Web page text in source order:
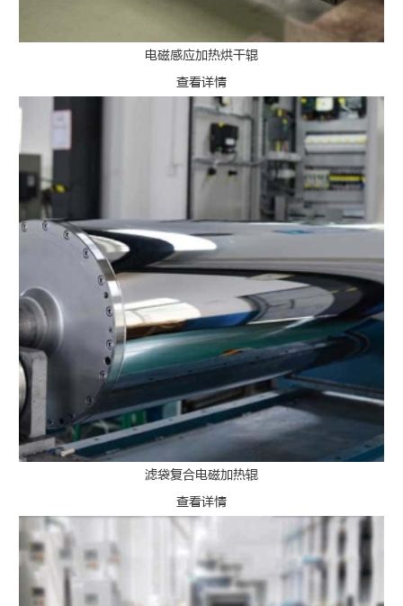
电磁感应加热烘干辊
查看详情
滤袋复合电磁加热辊
查看详情